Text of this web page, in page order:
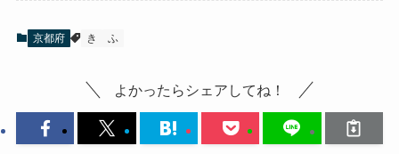
京都府 き ふ
よかったらシェアしてね！